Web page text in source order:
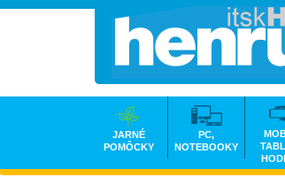
JARNÉ
POMÔCKY
PC,
NOTEBOOKY